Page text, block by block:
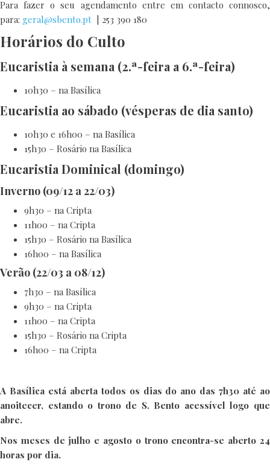
Para fazer o seu agendamento entre em contacto connosco,
para: geral@sbento.pt | 253 390 180
Horários do Culto
Eucaristia à semana (2.ª-feira a 6.ª-feira)
10h30 – na Basílica
Eucaristia ao sábado (vésperas de dia santo)
10h30 e 16h00 – na Basílica
15h30 – Rosário na Basílica
Eucaristia Dominical (domingo)
Inverno (09/12 a 22/03)
9h30 – na Cripta
11h00 – na Cripta
15h30 – Rosário na Basílica
16h00 – na Basílica
Verão (22/03 a 08/12)
7h30 – na Basílica
9h30 – na Cripta
11h00 – na Cripta
15h30 – Rosário na Cripta
16h00 – na Cripta
A Basílica está aberta todos os dias do ano das 7h30 até ao
anoitecer, estando o trono de S. Bento acessível logo que
abre.
Nos meses de julho e agosto o trono encontra-se aberto 24
horas por dia.